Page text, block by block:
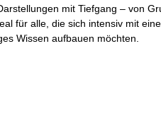
mit Tiefgang – von
für alle, die sich intensiv mit
Wissen aufbauen möchten.